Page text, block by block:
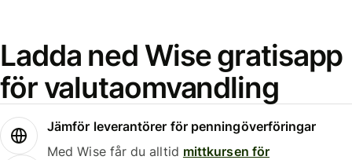
Ladda ned Wise gratisapp
för valutaomvandling
Jämför leverantörer för penningöverföringar
Med Wise får du alltid mittkursen för